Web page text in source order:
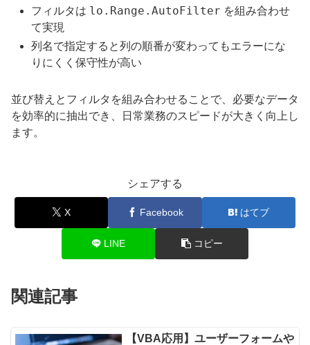
フィルタは lo.Range.AutoFilter を組み合わせ
て実現
列名で指定すると列の順番が変わってもエラーにな
りにくく保守性が高い
並び替えとフィルタを組み合わせることで、必要なデータ
を効率的に抽出でき、日常業務のスピードが大きく向上し
ます。
シェアする
X Facebook はてブ
LINE コピー
関連記事
【VBA応用】ユーザーフォームや